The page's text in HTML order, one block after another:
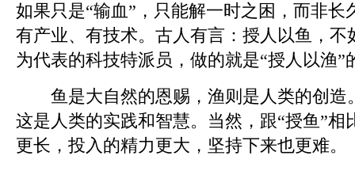
如果只是“输血”，只能解一时之困，而非长
有产业、有技术。古人有言：授人以鱼，不
为代表的科技特派员，做的就是“授人以渔”
鱼是大自然的恩赐，渔则是人类的创造
这是人类的实践和智慧。当然，跟“授鱼”相
更长，投入的精力更大，坚持下来也更难。